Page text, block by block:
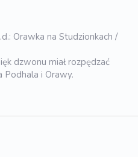
Orawka na Studzionkach /
dzwonu miał rozpędzać
Podhala i Orawy.